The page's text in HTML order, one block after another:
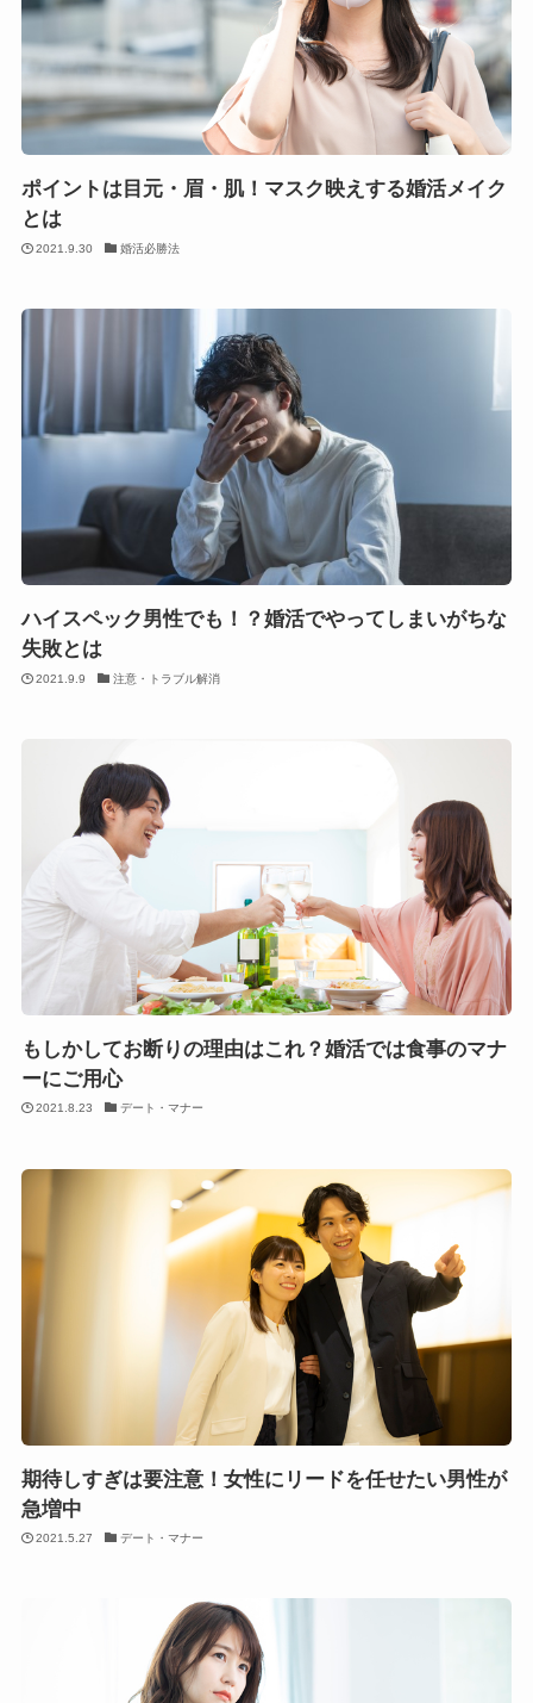
ポイントは目元・眉・肌！マスク映えする婚活メイク
とは
2021.9.30 婚活必勝法
ハイスペック男性でも！？婚活でやってしまいがちな
失敗とは
2021.9.9 注意・トラブル解消
もしかしてお断りの理由はこれ？婚活では食事のマナ
ーにご用心
2021.8.23 デート・マナー
期待しすぎは要注意！女性にリードを任せたい男性が
急増中
2021.5.27 デート・マナー